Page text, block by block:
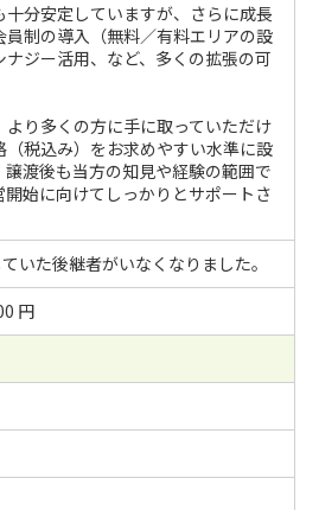
十分安定していますが、さらに成長
制の導入（無料／有料エリアの設
ジー活用、など、多くの拡張の可
り多くの方に手に取っていただけ
税込み）をお求めやすい水準に設
渡後も当方の知見や経験の範囲で
始に向けてしっかりとサポートさ
いた後継者がいなくなりました。
円